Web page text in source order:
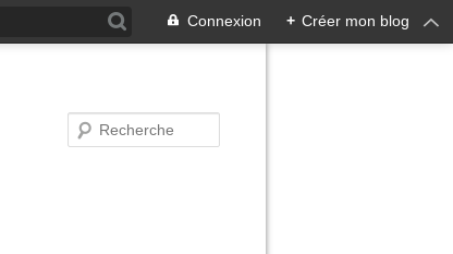
Connexion + Créer mon blog